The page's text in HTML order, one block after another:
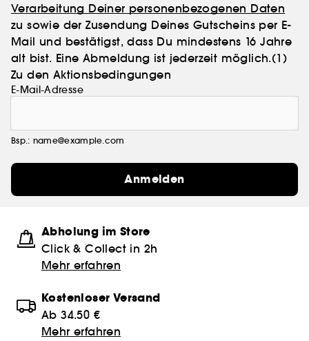
Verarbeitung Deiner personenbezogenen Daten
zu sowie der Zusendung Deines Gutscheins per E-
Mail und bestätigst, dass Du mindestens 16 Jahre
alt bist. Eine Abmeldung ist jederzeit möglich.(1)
Zu den Aktionsbedingungen
E-Mail-Adresse
Bsp.: name@example.com
Anmelden
Abholung im Store
Click & Collect in 2h
Mehr erfahren
Kostenloser Versand
Ab 34.50 €
Mehr erfahren